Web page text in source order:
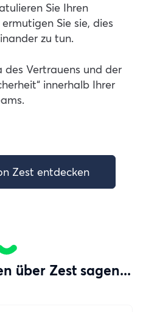
Sie Ihren
Sie sie, dies
zu tun.
des Vertrauens und der
innerhalb Ihrer
Zest entdecken
über Zest sagen...